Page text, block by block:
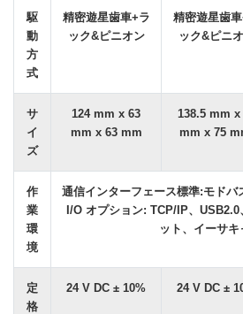
駆
動
方
式
精密遊星歯車+ラ
ック&ピニオン
精密遊星歯
ック&ピニ
サ
イ
ズ
124 mm x 63
mm x 63 mm
138.5 mm x
mm x 75
作
業
環
境
通信インターフェース標準:モドバ
I/O オプション: TCP/IP、
ット、イーサキ
定
格
24 V DC ± 10% 24 V DC ±